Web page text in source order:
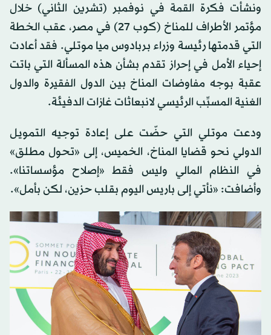
ونشأت فكرة القمة في نوفمبر (تشرين الثاني) خلال
مؤتمر الأطراف للمناخ (كوب 27) في مصر، عقب الخطة
التي قدمتها رئيسة وزراء بربادوس ميا موتلي. فقد أعادت
إحياء الأمل في إحراز تقدم بشأن هذه المسألة التي باتت
عقبة بوجه مفاوضات المناخ بين الدول الفقيرة والدول
الغنية المسبِّب الرئيسي لانبعاثات غازات الدفيئة.
ودعت موتلي التي حضّت على إعادة توجيه التمويل
الدولي نحو قضايا المناخ، الخميس، إلى «تحول مطلق»
في النظام المالي وليس فقط «إصلاح مؤسساتنا».
وأضافت: «نأتي إلى باريس اليوم بقلب حزين، لكن بأمل».